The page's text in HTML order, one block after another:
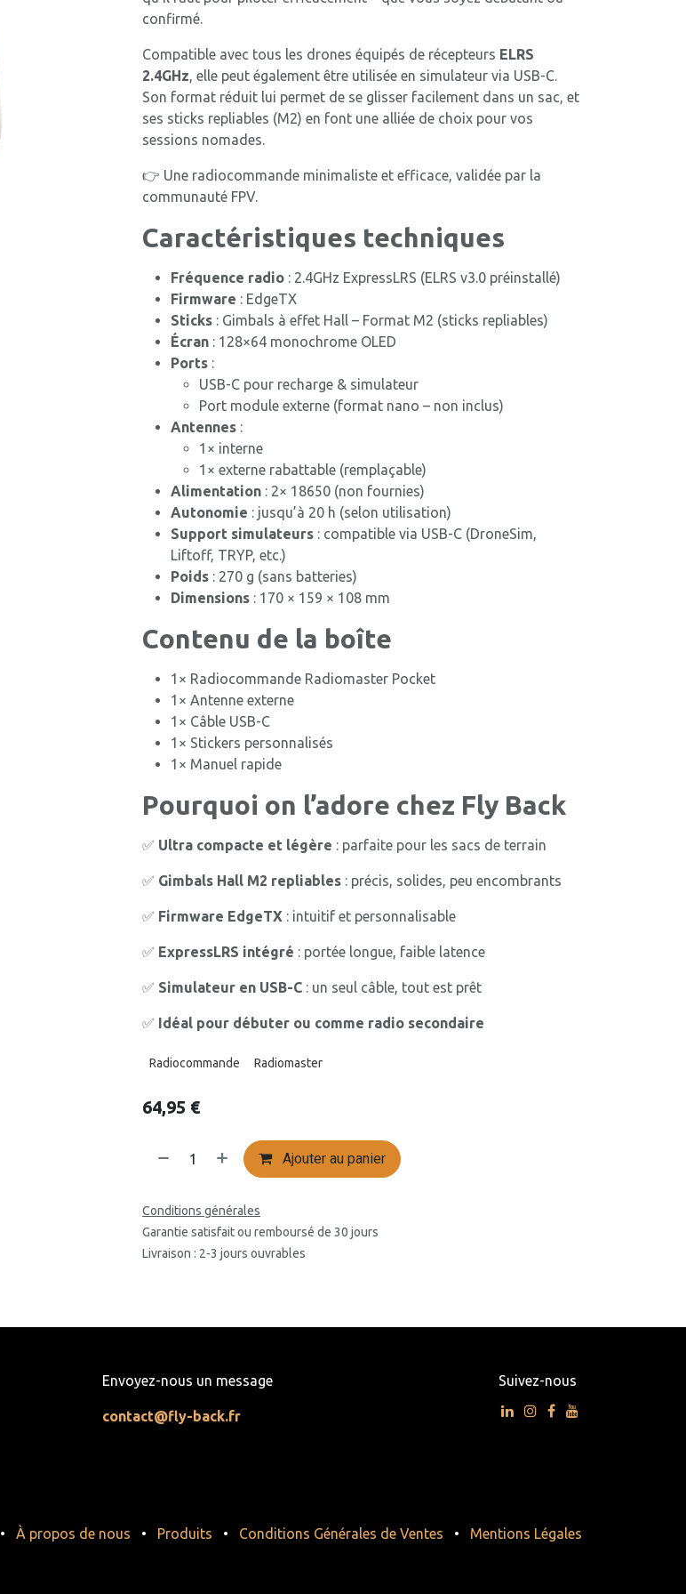
confirmé.
Compatible avec tous les drones équipés de récepteurs ELRS
2.4GHz, elle peut également être utilisée en simulateur via USB-C.
Son format réduit lui permet de se glisser facilement dans un sac, et
ses sticks repliables (M2) en font une alliée de choix pour vos
sessions nomades.
👉 Une radiocommande minimaliste et efficace, validée par la
communauté FPV.
Caractéristiques techniques
Fréquence radio : 2.4GHz ExpressLRS (ELRS v3.0 préinstallé)
Firmware : EdgeTX
Sticks : Gimbals à effet Hall – Format M2 (sticks repliables)
Écran : 128×64 monochrome OLED
Ports :
USB-C pour recharge & simulateur
Port module externe (format nano – non inclus)
Antennes :
1× interne
1× externe rabattable (remplaçable)
Alimentation : 2× 18650 (non fournies)
Autonomie : jusqu’à 20 h (selon utilisation)
Support simulateurs : compatible via USB-C (DroneSim,
Liftoff, TRYP, etc.)
Poids : 270 g (sans batteries)
Dimensions : 170 × 159 × 108 mm
Contenu de la boîte
1× Radiocommande Radiomaster Pocket
1× Antenne externe
1× Câble USB-C
1× Stickers personnalisés
1× Manuel rapide
Pourquoi on l’adore chez Fly Back
✅ Ultra compacte et légère : parfaite pour les sacs de terrain
✅ Gimbals Hall M2 repliables : précis, solides, peu encombrants
✅ Firmware EdgeTX : intuitif et personnalisable
✅ ExpressLRS intégré : portée longue, faible latence
✅ Simulateur en USB-C : un seul câble, tout est prêt
✅ Idéal pour débuter ou comme radio secondaire
Radiocommande Radiomaster
64,95 €
Ajouter au panier
Conditions générales
Garantie satisfait ou remboursé de 30 jours
Livraison : 2-3 jours ouvrables
Envoyez-nous un message
contact@fly-back.fr
Suivez-nous
• À propos de nous • Produits • Conditions Générales de Ventes • Mentions Légales